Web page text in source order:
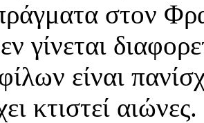
στον
γίνεται
είναι
κτιστεί αιώνες.